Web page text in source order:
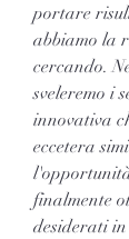
portare
abbiamo la
cercando.
sveleremo i
innovativa
eccetera
finalmente
desiderati in